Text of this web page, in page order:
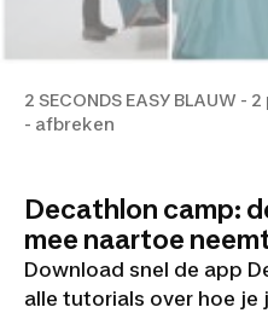
2 SECONDS EASY BLAUW -
- afbreken
Decathlon camp:
mee naartoe
Download snel de app
alle tutorials over hoe